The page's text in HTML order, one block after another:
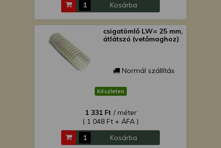
Kosárba
csigatömlő LW= 25 mm,
átlátszó (vetőmaghoz)
Normál szállítás
Készleten
1 331 Ft / méter
( 1 048 Ft + ÁFA )
Kosárba